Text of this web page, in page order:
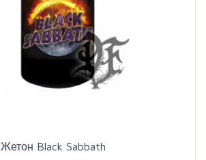
Жетон Black Sabbath